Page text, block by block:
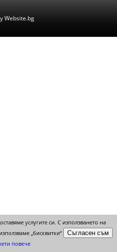
Website.bg
услугите си. С използването на
„бисквитки“
повече